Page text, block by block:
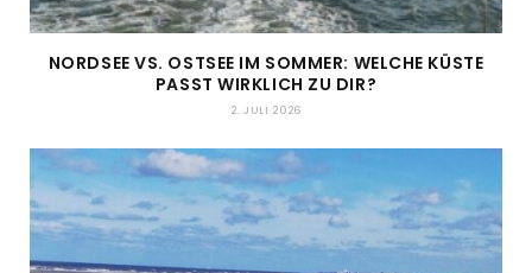
NORDSEE VS. OSTSEE IM SOMMER: WELCHE KÜSTE
PASST WIRKLICH ZU DIR?
2. JULI 2026